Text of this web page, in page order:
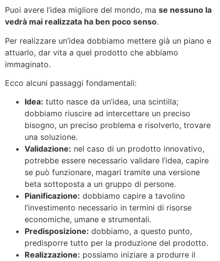
Puoi avere l’idea migliore del mondo, ma se nessuno la
vedrà mai realizzata ha ben poco senso.
Per realizzare un’idea dobbiamo mettere già un piano e
attuarlo, dar vita a quel prodotto che abbiamo
immaginato.
Ecco alcuni passaggi fondamentali:
Idea: tutto nasce da un’idea, una scintilla;
dobbiamo riuscire ad intercettare un preciso
bisogno, un preciso problema e risolverlo, trovare
una soluzione.
Validazione: nel caso di un prodotto innovativo,
potrebbe essere necessario validare l’idea, capire
se può funzionare, magari tramite una versione
beta sottoposta a un gruppo di persone.
Pianificazione: dobbiamo capire a tavolino
l’investimento necessario in termini di risorse
economiche, umane e strumentali.
Predisposizione: dobbiamo, a questo punto,
predisporre tutto per la produzione del prodotto.
Realizzazione: possiamo iniziare a produrre il